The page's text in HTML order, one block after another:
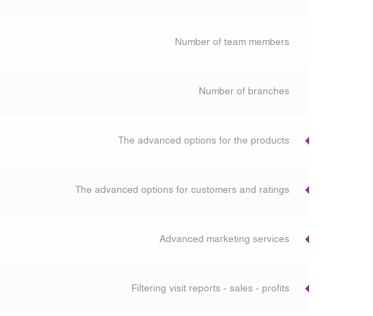
Number of team members
Number of branches
The advanced options for the products
The advanced options for customers and ratings
Advanced marketing services
Filtering visit reports - sales - profits